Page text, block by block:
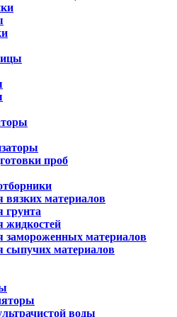
проб
вязких материалов
грунта
жидкостей
замороженных материалов
сыпучих материалов
воды